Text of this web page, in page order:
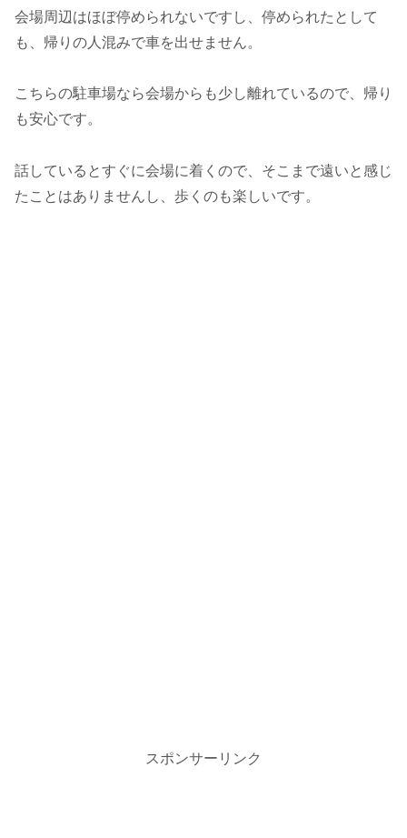
会場周辺はほぼ停められないですし、停められたとして
も、帰りの人混みで車を出せません。
こちらの駐車場なら会場からも少し離れているので、帰り
も安心です。
話しているとすぐに会場に着くので、そこまで遠いと感じ
たことはありませんし、歩くのも楽しいです。
スポンサーリンク